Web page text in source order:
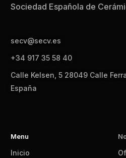
Sociedad Española de
secv@secv.es
+34 917 35 58 40
Calle Kelsen, 5 28049 Calle
España
Menu
Inicio